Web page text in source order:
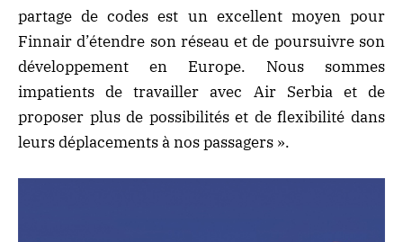
partage de codes est un excellent moyen pour
Finnair d’étendre son réseau et de poursuivre son
développement en Europe. Nous sommes
impatients de travailler avec Air Serbia et de
proposer plus de possibilités et de flexibilité dans
leurs déplacements à nos passagers ».